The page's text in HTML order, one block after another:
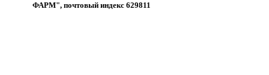
ФАРМ", почтовый индекс 629811